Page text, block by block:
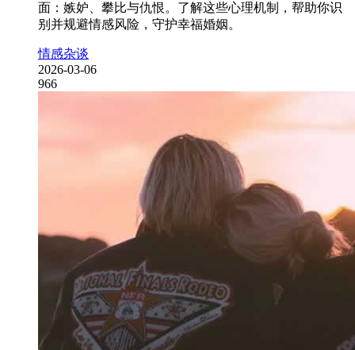
面：嫉妒、攀比与仇恨。了解这些心理机制，帮助你识
别并规避情感风险，守护幸福婚姻。
情感杂谈
2026-03-06
966